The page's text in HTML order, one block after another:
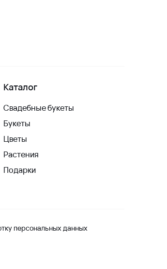
Каталог
Свадебные букеты
Букеты
Цветы
Растения
Подарки
персональных данных